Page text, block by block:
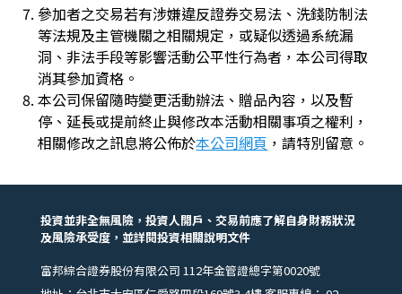
參加者之交易若有涉嫌違反證券交易法、洗錢防制法
等法規及主管機關之相關規定，或疑似透過系統漏
洞、非法手段等影響活動公平性行為者，本公司得取
消其參加資格。
本公司保留隨時變更活動辦法、贈品內容，以及暫
停、延長或提前終止與修改本活動相關事項之權利，
相關修改之訊息將公佈於本公司網頁 ，請特別留意。
投資並非全無風險，投資人開戶、交易前應了解自身財務狀況
及風險承受度，並詳閱投資相關說明文件
富邦綜合證券股份有限公司 112年金管證總字第0020號